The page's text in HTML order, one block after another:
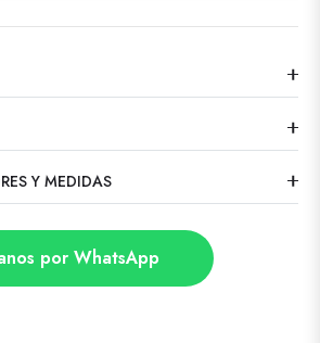
Y MEDIDAS
por WhatsApp